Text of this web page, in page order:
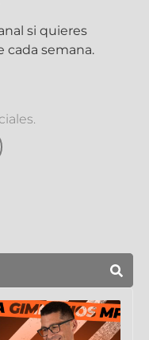
si quieres
cada semana.